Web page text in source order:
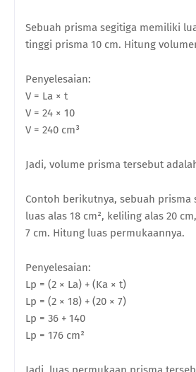
Sebuah prisma segitiga memiliki
tinggi prisma 10 cm. Hitung
Penyelesaian:
V = La × t
V = 24 × 10
V = 240 cm³
Jadi, volume prisma tersebut
Contoh berikutnya, sebuah prisma
luas alas 18 cm², keliling alas 20
7 cm. Hitung luas permukaannya.
Penyelesaian:
Lp = (2 × La) + (Ka × t)
Lp = (2 × 18) + (20 × 7)
Lp = 36 + 140
Lp = 176 cm²